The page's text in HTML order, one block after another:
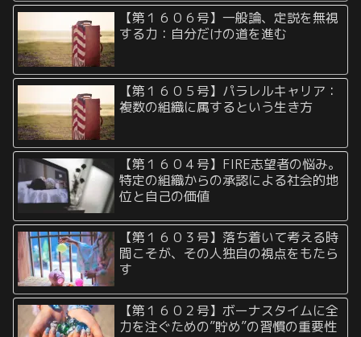
【第１６０６号】一般論、定説を無視
する力：自分だけの道を進む
【第１６０５号】パラレルキャリア：
複数の組織に属するという生き方
【第１６０４号】FIRE志望者の悩み。
特定の組織からの承認による社会的地
位と自己の価値
【第１６０３号】落ち着いて考える時
間こそが、その人独自の視点をもたら
す
【第１６０２号】ボーナスタイムに全
力を注ぐための”貯め”の習慣の重要性